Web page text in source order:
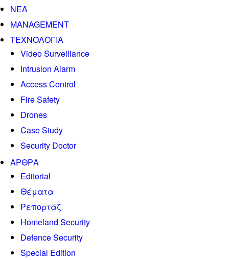
ΝΕΑ
MANAGEMENT
ΤΕΧΝΟΛΟΓΙΑ
Video Surveillance
Intrusion Alarm
Access Control
Fire Safety
Drones
Case Study
Security Doctor
ΑΡΘΡΑ
Editorial
Θέματα
Ρεπορτάζ
Homeland Security
Defence Security
Special Edition